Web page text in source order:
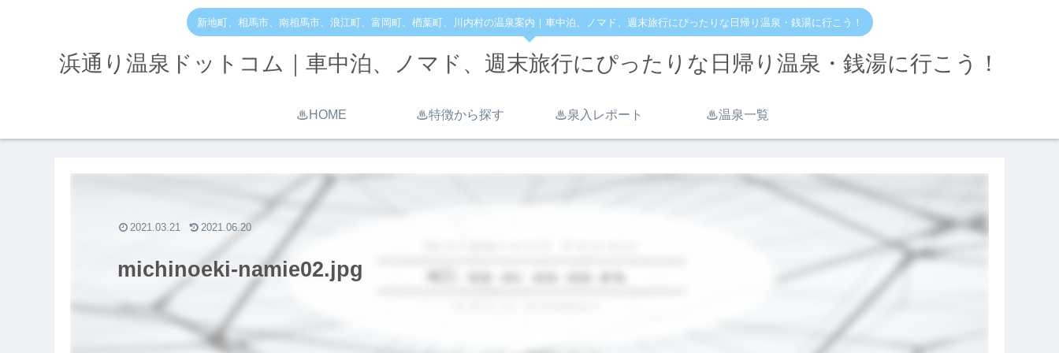
新地町、相馬市、南相馬市、浪江町、富岡町、楢葉町、川内村の温泉案内｜車中泊、ノマド、週末旅行にぴったりな日帰り温泉・銭湯に行こう！
浜通り温泉ドットコム｜車中泊、ノマド、週末旅行にぴったりな日帰り温泉・銭湯に行こう！
♨︎HOME ♨︎特徴から探す ♨︎泉入レポート ♨︎温泉一覧
michinoeki-namie02.jpg
2021.03.21 2021.06.20